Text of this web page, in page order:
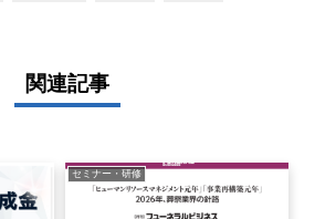
関連記事
セミナー・研修